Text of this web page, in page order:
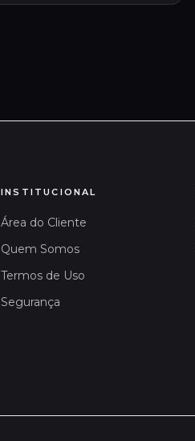
INSTITUCIONAL
Área do Cliente
Quem Somos
Termos de Uso
Segurança